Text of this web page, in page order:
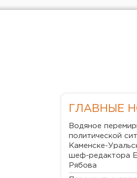
ГЛАВНЫЕ
Водяное
политической
Каменске-
шеф-редактора
Рябова